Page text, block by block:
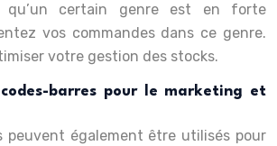
qu’un certain genre est en forte
vos commandes dans ce genre.
votre gestion des stocks.
barres pour le marketing et
peuvent également être utilisés pour